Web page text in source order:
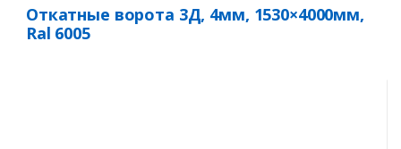
Откатные ворота 3Д, 4мм, 1530×4000мм,
Ral 6005